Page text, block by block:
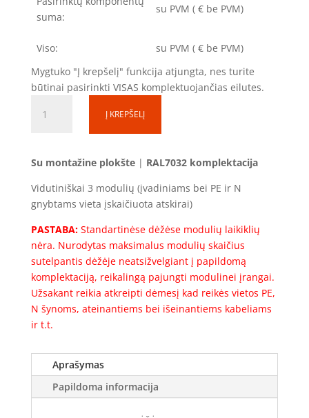
suma:
su PVM ( € be PVM)
Viso: su PVM ( € be PVM)
Mygtuko "Į krepšelį" funkcija atjungta, nes turite
būtinai pasirinkti VISAS komplektuojančias eilutes.
kiekis:
SD0250220-
1S-
(3mod.)
(250x200x200)
Komplektacija
Į KREPŠELĮ
Su montažine plokšte| RAL7032 komplektacija
Vidutiniškai 3 modulių (įvadiniams bei PE ir N
gnybtams vieta įskaičiuota atskirai)
PASTABA:Standartinėse dėžėse modulių laikiklių
nėra. Nurodytas maksimalus modulių skaičius
sutelpantis dėžėje neatsižvelgiant į papildomą
komplektaciją, reikalingą pajungti modulinei įrangai.
Užsakant reikia atkreipti dėmesį kad reikės vietos PE,
N šynoms, ateinantiems bei išeinantiems kabeliams
ir t.t.
Aprašymas
Papildoma informacija